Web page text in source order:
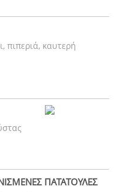
πιπεριά, καυτερή
ΠΑΤΑΤΟΥΛΕΣ